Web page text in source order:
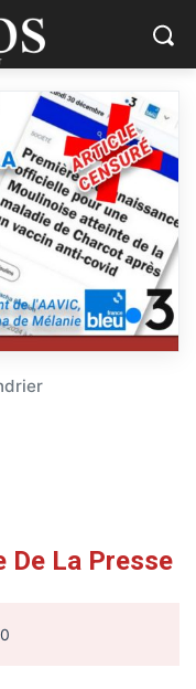
De La Presse